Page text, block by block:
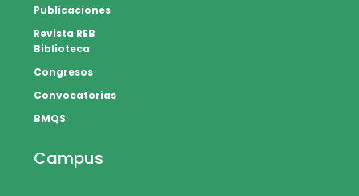
Publicaciones
Revista REB
Biblioteca
Congresos
Convocatorias
BMQS
Campus